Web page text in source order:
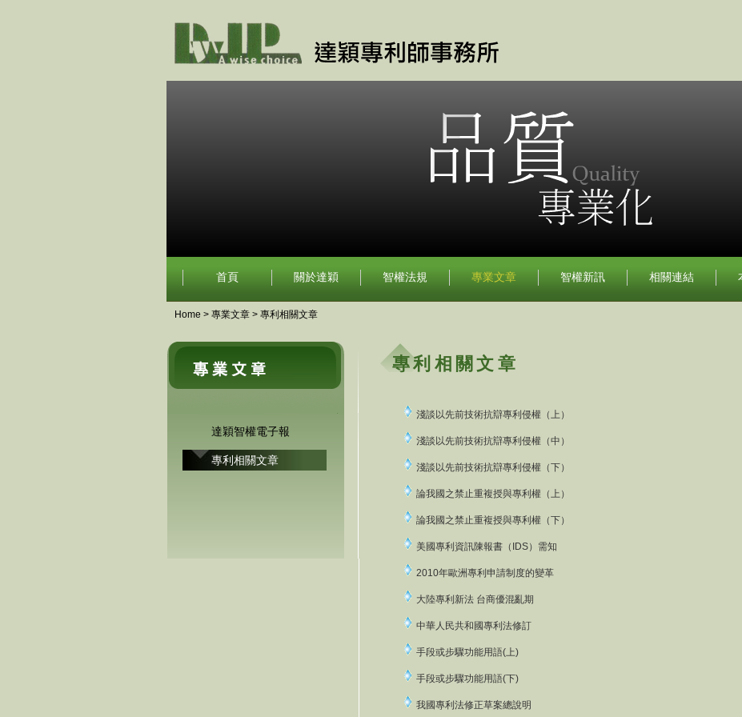
首頁 關於達穎 智權法規 專業文章 智權新訊 相關連結
Home > 專業文章 > 專利相關文章
專利相關文章
淺談以先前技術抗辯專利侵權（上）
淺談以先前技術抗辯專利侵權（中）
淺談以先前技術抗辯專利侵權（下）
論我國之禁止重複授與專利權（上）
論我國之禁止重複授與專利權（下）
美國專利資訊陳報書（IDS）需知
2010年歐洲專利申請制度的變革
大陸專利新法 台商優混亂期
中華人民共和國專利法修訂
手段或步驟功能用語(上)
手段或步驟功能用語(下)
我國專利法修正草案總說明
達穎智權電子報
專利相關文章